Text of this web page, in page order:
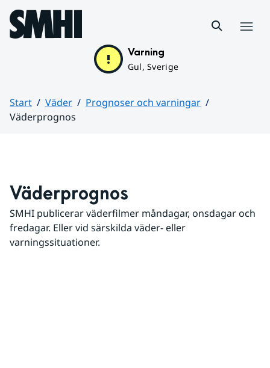
Hoppa till sidans innehåll
Varning
Gul, Sverige
Start Väder
Prognoser och varningar
Väderprognos
Väderprognos
SMHI publicerar väderfilmer måndagar, onsdagar och
fredagar. Eller vid särskilda väder- eller
varningssituationer.